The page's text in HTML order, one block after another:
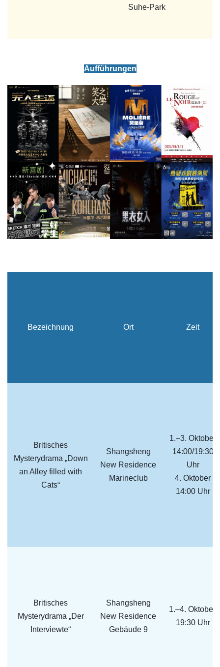
Suhe-Park
Aufführungen
Bezeichnung Ort Zeit
Britisches
Mysterydrama „Down
an Alley filled with
Cats“
Shangsheng
New Residence
Marineclub
1.–3. Oktober
14:00/19:30
Uhr
4. Oktober
14:00 Uhr
Britisches
Mysterydrama „Der
Interviewte“
Shangsheng
New Residence
Gebäude 9
1.–4. Oktober,
19:30 Uhr